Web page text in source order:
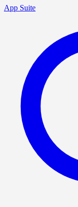
App Suite